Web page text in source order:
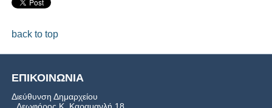
back to top
ΕΠΙΚΟΙΝΩΝΙΑ
Διεύθυνση Δημαρχείου
Λεωφόρος Κ. Καραμανλή 18